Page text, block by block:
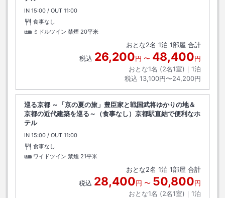
IN チェックイン
15:00 / OUT チェックアウト
11:00
食事なし
ミドルツイン 禁煙 20平米
おとな2名 1泊 1部屋 合計
税込 26,200円 〜 48,400円
おとな1名 (2名1室)｜ 1泊
税込 13,100円〜24,200円
巡る京都 ～「京の夏の旅」豊臣家と戦国武将ゆかりの地＆
京都の近代建築を巡る～（食事なし）京都駅直結で便利なホ
テル
IN チェックイン
15:00 / OUT チェックアウト
11:00
食事なし
ワイドツイン 禁煙 21平米
おとな2名 1泊 1部屋 合計
税込 28,400円 〜 50,800円
おとな1名 (2名1室)｜ 1泊